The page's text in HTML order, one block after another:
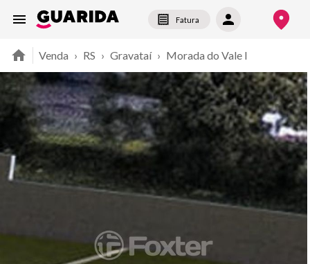
Fatura
Venda › RS › Gravataí › Morada do Vale I